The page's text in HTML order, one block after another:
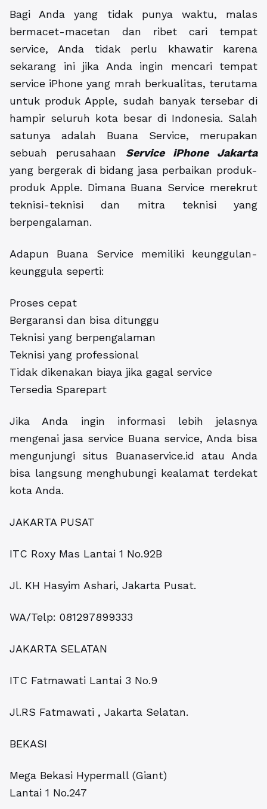
Bagi Anda yang tidak punya waktu, malas
bermacet-macetan dan ribet cari tempat
service, Anda tidak perlu khawatir karena
sekarang ini jika Anda ingin mencari tempat
service iPhone yang mrah berkualitas, terutama
untuk produk Apple, sudah banyak tersebar di
hampir seluruh kota besar di Indonesia. Salah
satunya adalah Buana Service, merupakan
sebuah perusahaan Service iPhone Jakarta
yang bergerak di bidang jasa perbaikan produk-
produk Apple. Dimana Buana Service merekrut
teknisi-teknisi dan mitra teknisi yang
berpengalaman.
Adapun Buana Service memiliki keunggulan-
keunggula seperti:
Proses cepat
Bergaransi dan bisa ditunggu
Teknisi yang berpengalaman
Teknisi yang professional
Tidak dikenakan biaya jika gagal service
Tersedia Sparepart
Jika Anda ingin informasi lebih jelasnya
mengenai jasa service Buana service, Anda bisa
mengunjungi situs Buanaservice.id atau Anda
bisa langsung menghubungi kealamat terdekat
kota Anda.
JAKARTA PUSAT
ITC Roxy Mas Lantai 1 No.92B
Jl. KH Hasyim Ashari, Jakarta Pusat.
WA/Telp: 081297899333
JAKARTA SELATAN
ITC Fatmawati Lantai 3 No.9
Jl.RS Fatmawati , Jakarta Selatan.
BEKASI
Mega Bekasi Hypermall (Giant)
Lantai 1 No.247